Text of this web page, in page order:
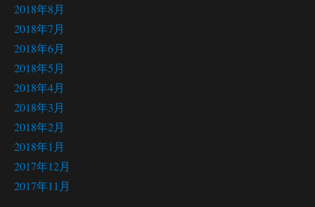
2018年8月
2018年7月
2018年6月
2018年5月
2018年4月
2018年3月
2018年2月
2018年1月
2017年12月
2017年11月